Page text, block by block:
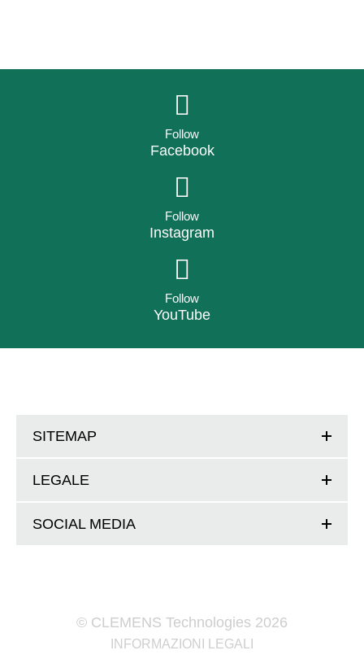
Follow
Facebook
Follow
Instagram
Follow
YouTube
SITEMAP
LEGALE
SOCIAL MEDIA
© CLEMENS Technologies 2026
INFORMAZIONI LEGALI